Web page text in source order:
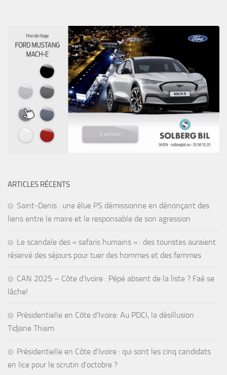
ARTICLES RÉCENTS
Saint-Denis : une élue PS démissionne en dénonçant des
liens entre le maire et le responsable de son agression
Le scandale des « safaris humains » : des touristes auraient
réservé des séjours pour tuer des hommes et des femmes
CAN 2025 – Côte d’Ivoire : Pépé absent de la liste ? Faé se
lâche!
Présidentielle en Côte d’Ivoire: Au PDCI, la désillusion
Tidjane Thiam
Présidentielle en Côte d’Ivoire : qui sont les cinq candidats
en lice pour le scrutin d’octobre ?